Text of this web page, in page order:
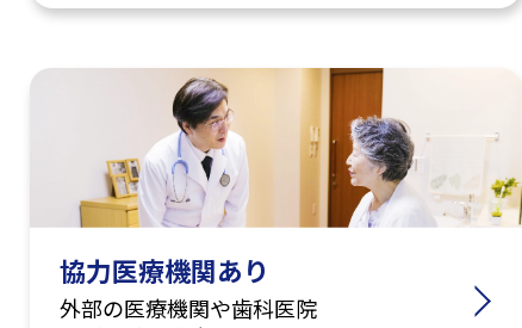
協力医療機関あり
外部の医療機関や歯科医院